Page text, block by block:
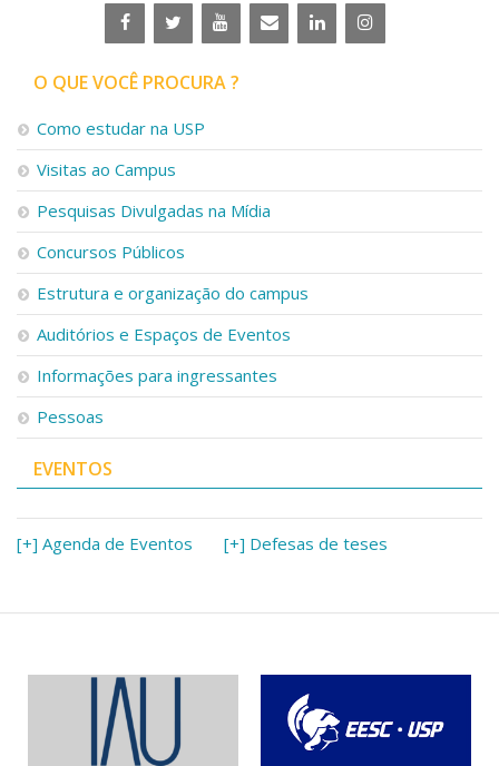
Linhas de Pesquisa
Centros, Núcleos e Projetos em Rede
Iniciação Científica
Empresas Juniores
Extensão à Comunidade
Projetos, Programas e Cursos
Artes, Cultura e Esportes
Museus e Espaços Interativos
Serviços
Bibliotecas
Apoio ao Estudante
Segurança, Trânsito e Prevenção
RH, Administrativo e Financeiro
Outros serviços
Comunicação
Assessorias e Mídias
Aplicativos e Sites
Jornal da USP
Agenda de Eventos
O QUE VOCÊ PROCURA ?
Como estudar na USP
Visitas ao Campus
Pesquisas Divulgadas na Mídia
Concursos Públicos
Estrutura e organização do campus
Auditórios e Espaços de Eventos
Informações para ingressantes
Pessoas
EVENTOS
[+] Agenda de Eventos [+] Defesas de teses